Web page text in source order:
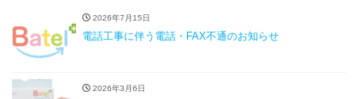
2026年7月15日
電話工事に伴う電話・FAX不通のお知らせ
2026年3月6日